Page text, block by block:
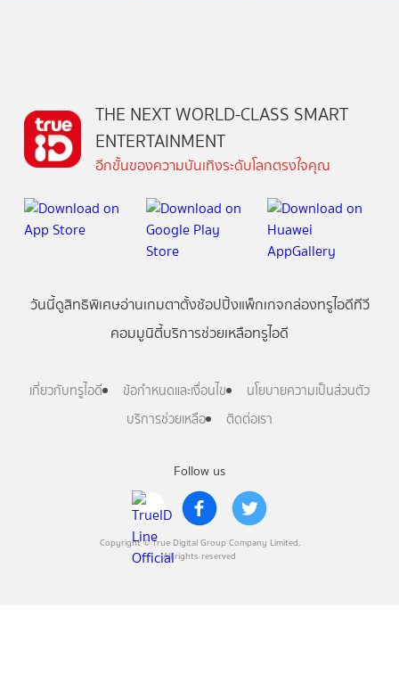
Follow us
Copyright © True Digital Group Company Limited.
All rights reserved
THE NEXT WORLD-CLASS SMART
ENTERTAINMENT
อีกขั้นของความบันเทิงระดับโลกตรงใจคุณ
วันนี้ดูสิทธิพิเศษอ่านเกมตาตั้งช้อปปิ้งแพ็กเกจกล่องทรูไอดีทีวี
คอมมูนิตี้บริการช่วยเหลือทรูไอดี
เกี่ยวกับทรูไอดี ข้อกำหนดและเงื่อนไข
นโยบายความเป็นส่วนตัว
บริการช่วยเหลือ
ติดต่อเรา